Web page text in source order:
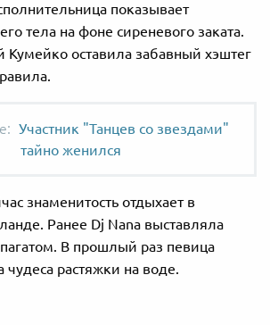
показывает
тела на фоне сиреневого заката.
Кумейко оставила забавный хэштег
Участник "Танцев со звездами"
тайно женился
знаменитость отдыхает в
Ранее Dj Nana выставляла
В прошлый раз певица
чудеса растяжки на воде.